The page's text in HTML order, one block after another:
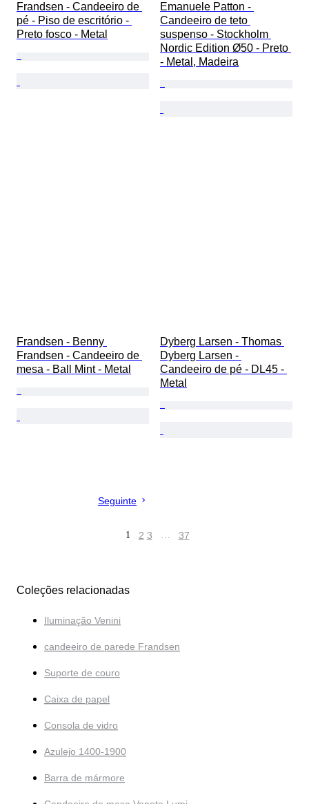
Frandsen - Candeeiro de
pé - Piso de escritório -
Preto fosco - Metal
Emanuele Patton -
Candeeiro de teto
suspenso - Stockholm
Nordic Edition Ø50 - Preto
- Metal, Madeira
Frandsen - Benny
Frandsen - Candeeiro de
mesa - Ball Mint - Metal
Dyberg Larsen - Thomas
Dyberg Larsen -
Candeeiro de pé - DL45 -
Metal
Seguinte
1 2 3 … 37
Coleções relacionadas
Iluminação Venini
candeeiro de parede Frandsen
Suporte de couro
Caixa de papel
Consola de vidro
Azulejo 1400-1900
Barra de mármore